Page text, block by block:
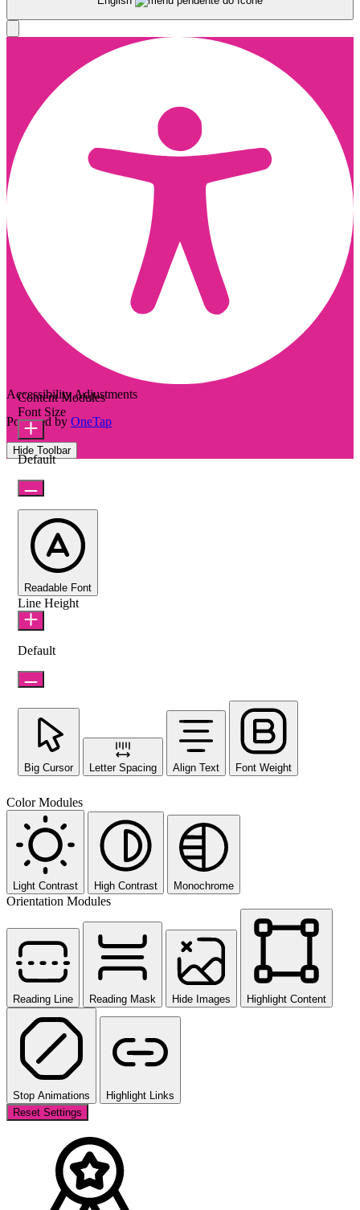
Accessibility Adjustments
Powered by OneTap
Hide Toolbar
Content Modules
Font Size
Default
Readable Font
Line Height
Default
Big Cursor Letter Spacing Align Text Font Weight
Color Modules
Light Contrast High Contrast Monochrome
Orientation Modules
Reading Line Reading Mask Hide Images Highlight Content
Stop Animations
Highlight Links
Reset Settings